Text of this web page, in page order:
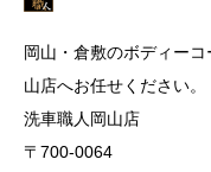
岡山・倉敷のボディー
山店へお任せください。
洗車職人岡山店
〒700-0064